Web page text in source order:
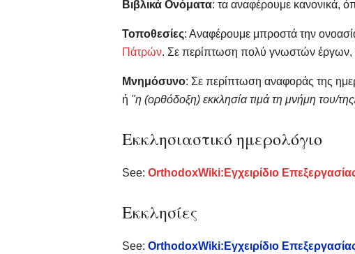
Βιβλικά Ονόματα: τα αναφέρουμε κανονικά,
Τοποθεσίες: Αναφέρουμε μπροστά την
Πάτρών. Σε περίπτωση πολύ γνωστών
Μνημόσυνο: Σε περίπτωση αναφοράς της
ή "η (ορθόδοξη) εκκλησία τιμά τη μνήμη του/
Εκκλησιαστικό ημερολόγιο
See:OrthodoxWiki:Εγχειρίδιο
Εκκλησίες
See:OrthodoxWiki:Εγχειρίδιο